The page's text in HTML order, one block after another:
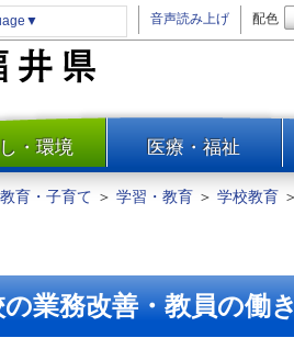
▼ 音声読み上げ 配色
一覧
・環境 医療・福祉
ルギー
土地
教育・子育て ＞ 学習・教育 ＞ 学校教育 ＞
の業務改善・教員の働